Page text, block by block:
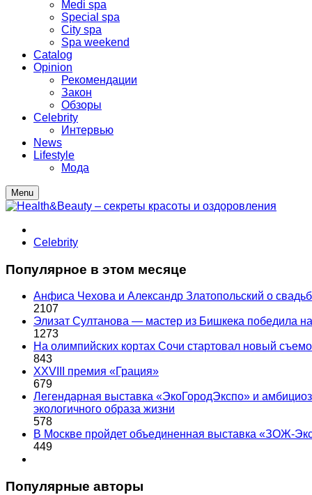
Medi spa
Special spa
City spa
Spa weekend
Catalog
Opinion
Рекомендации
Закон
Обзоры
Celebrity
Интервью
News
Lifestyle
Мода
Menu
Celebrity
Популярное в этом месяце
Анфиса Чехова и Александр Златопольский о
2107
Элизат Султанова — мастер из Бишкека победила
1273
На олимпийских кортах Сочи стартовал новый
843
XXVIII премия «Грация»
679
Легендарная выставка «ЭкоГородЭкспо» и
экологичного образа жизни
578
В Москве пройдет объединенная выставка «ЗОЖ-
449
Популярные авторы